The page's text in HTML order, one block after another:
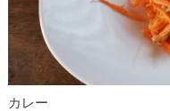
カレー